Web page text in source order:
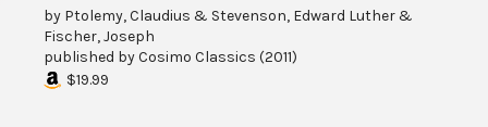
by Ptolemy, Claudius & Stevenson, Edward Luther &
Fischer, Joseph
published byCosimo Classics (2011)
$19.99